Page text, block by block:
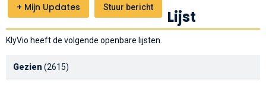
+ Mijn Updates Stuur bericht Lijst
KlyVio heeft de volgende openbare lijsten.
Gezien (2615)